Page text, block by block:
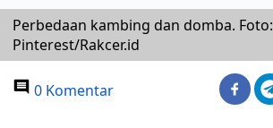
Perbedaan kambing dan domba. Foto:
Pinterest/Rakcer.id
0 Komentar